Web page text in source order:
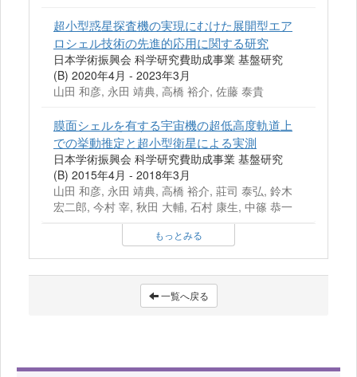
超小型惑星探査機の実現にむけた展開型エア
ロシェル技術の先進的応用に関する研究
日本学術振興会 科学研究費助成事業 基盤研究
(B) 2020年4月 - 2023年3月
山田 和彦, 永田 靖典, 高橋 裕介, 佐藤 泰貴
膜面シェルを有する宇宙機の超低高度軌道上
での挙動推定と超小型衛星による実測
日本学術振興会 科学研究費助成事業 基盤研究
(B) 2015年4月 - 2018年3月
山田 和彦, 永田 靖典, 高橋 裕介, 莊司 泰弘, 鈴木
宏二郎, 今村 宰, 秋田 大輔, 石村 康生, 中篠 恭一
もっとみる
一覧へ戻る